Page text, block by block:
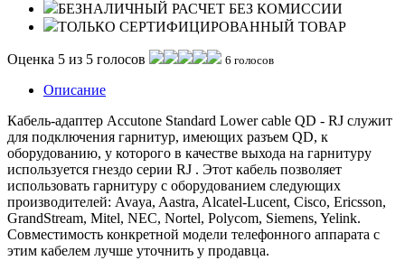
БЕЗНАЛИЧНЫЙ РАСЧЕТ БЕЗ КОМИССИИ
ТОЛЬКО СЕРТИФИЦИРОВАННЫЙ ТОВАР
Оценка 5 из 5 голосов 6 голосов
Описание
Кабель-адаптер Accutone Standard Lower cable QD - RJ служит
для подключения гарнитур, имеющих разъем QD, к
оборудованию, у которого в качестве выхода на гарнитуру
используется гнездо серии RJ . Этот кабель позволяет
использовать гарнитуру с оборудованием следующих
производителей: Avaya, Aastra, Alcatel-Lucent, Cisco, Ericsson,
GrandStream, Mitel, NEC, Nortel, Polycom, Siemens, Yelink.
Совместимость конкретной модели телефонного аппарата с
этим кабелем лучше уточнить у продавца.